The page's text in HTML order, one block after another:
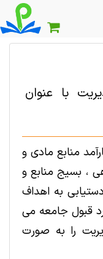
با عنوان
منابع مادی و
، بسيج منابع و
به اهداف
قبول جامعه می
را به صورت